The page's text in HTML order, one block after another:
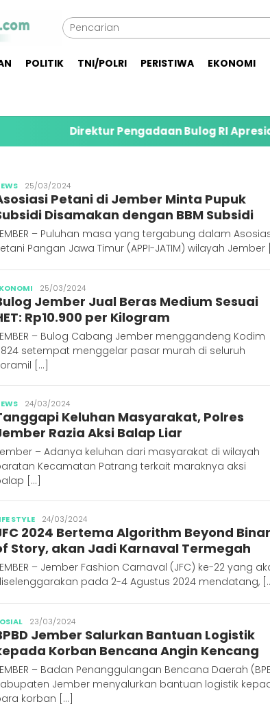
POLITIK TNI/POLRI PERISTIWA EKONOMI
Direktur Pengadaan Bulog RI Apresiasi
Publisher
25/03/2024
Petani di Jember Minta Pupuk
Disamakan dengan BBM Subsidi
– Puluhan masa yang tergabung dalam
Pangan Jawa Timur (APPI-JATIM) wilayah Jember
Publisher
25/03/2024
Jember Jual Beras Medium Sesuai
Rp10.900 per Kilogram
– Bulog Cabang Jember menggandeng Kodim
setempat menggelar pasar murah di seluruh
[…]
Publisher
24/03/2024
Keluhan Masyarakat, Polres
Razia Aksi Balap Liar
– Adanya keluhan dari masyarakat di wilayah
Kecamatan Patrang terkait maraknya aksi
[…]
STYLEPublisher
24/03/2024
2024 Bertema Algorithm Beyond
Story, akan Jadi Karnaval Termegah
– Jember Fashion Carnaval (JFC) ke-22 yang
pada 2-4 Agustus 2024 mendatang,
Publisher
23/03/2024
Jember Salurkan Bantuan Logistik
Korban Bencana Angin Kencang
– Badan Penanggulangan Bencana Daerah
Jember menyalurkan bantuan logistik
korban […]